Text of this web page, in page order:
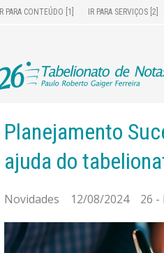
IR PARA CONTEÚDO [1] IR PARA SERVIÇOS [2]
Planejamento
ajuda do
Novidades 12/08/2024 26 -